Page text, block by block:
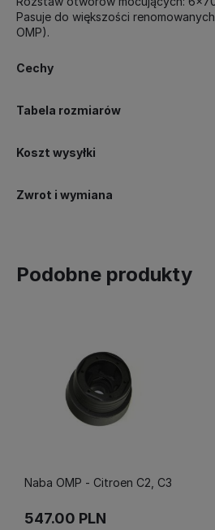
Pasuje do większości
OMP).
Cechy
Tabela rozmiarów
Koszt wysyłki
Zwrot i wymiana
Podobne produkty
Naba OMP - Citroen C2, C3
547.00 PLN